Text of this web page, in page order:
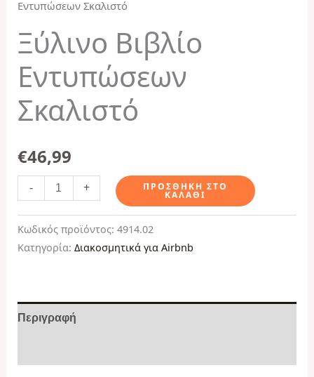
Εντυπώσεων Σκαλιστό
Ξύλινο Βιβλίο
Εντυπώσεων
Σκαλιστό
€46,99
- + ΠΡΟΣΘΉΚΗ ΣΤΟ
ΚΑΛΆΘΙ
Κωδικός προϊόντος: 4914.02
Κατηγορία: Διακοσμητικά για Airbnb
Περιγραφή